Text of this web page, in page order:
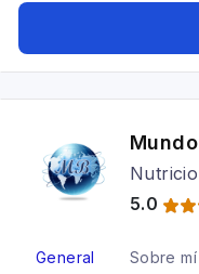
nutricionista
irritable
5.0
General Sobre mí